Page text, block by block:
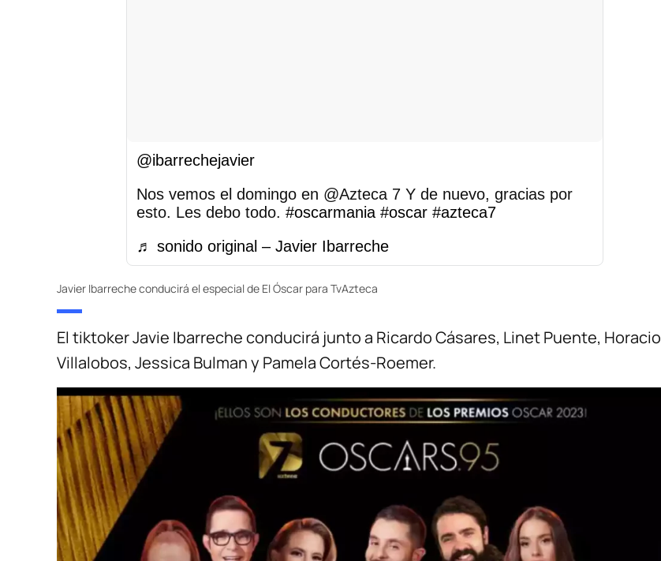
@ibarrechejavier
Nos vemos el domingo en @Azteca 7 Y de nuevo, gracias por
esto. Les debo todo. #oscarmania #oscar #azteca7
♬ sonido original – Javier Ibarreche
Javier Ibarreche conducirá el especial de El Óscar para TvAzteca
El tiktoker Javie Ibarreche conducirá junto a Ricardo Cásares, Linet Puente, Horacio
Villalobos, Jessica Bulman y Pamela Cortés-Roemer.